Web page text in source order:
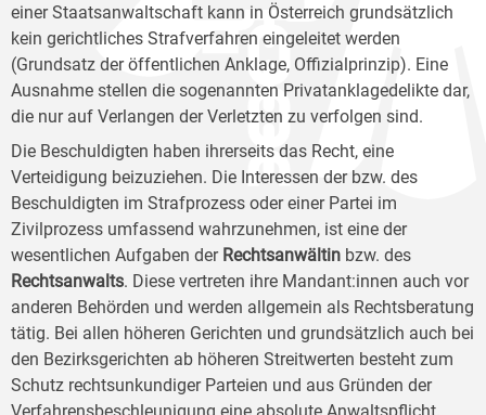
einer Staatsanwaltschaft kann in Österreich grundsätzlich
kein gerichtliches Strafverfahren eingeleitet werden
(Grundsatz der öffentlichen Anklage, Offizialprinzip). Eine
Ausnahme stellen die sogenannten Privatanklagedelikte dar,
die nur auf Verlangen der Verletzten zu verfolgen sind.
Die Beschuldigten haben ihrerseits das Recht, eine
Verteidigung beizuziehen. Die Interessen der bzw. des
Beschuldigten im Strafprozess oder einer Partei im
Zivilprozess umfassend wahrzunehmen, ist eine der
wesentlichen Aufgaben der Rechtsanwältin bzw. des
Rechtsanwalts. Diese vertreten ihre Mandant:innen auch vor
anderen Behörden und werden allgemein als Rechtsberatung
tätig. Bei allen höheren Gerichten und grundsätzlich auch bei
den Bezirksgerichten ab höheren Streitwerten besteht zum
Schutz rechtsunkundiger Parteien und aus Gründen der
Verfahrensbeschleunigung eine absolute Anwaltspflicht.